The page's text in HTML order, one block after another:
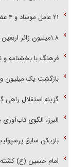
۲۱ عامل موساد و ۴ عضو باند‌های مسلح بازداشت شدند
۱.۸میلیون زائر اربعین به کشور بازگشتند
فرهنگ با بخشنامه و
بازگشت یک میلیون و ۹۷۴ هزار زائر اربعین به کشور
گزینه استقلال راهی
البرز، الگوی
بازیکن سابق
امام حسین (ع)